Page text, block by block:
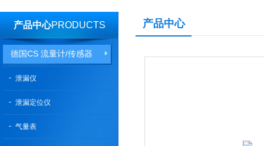
产品中心PRODUCTS
德国CS 流量计/传感器
泄漏仪
泄漏定位仪
气量表
产品中心